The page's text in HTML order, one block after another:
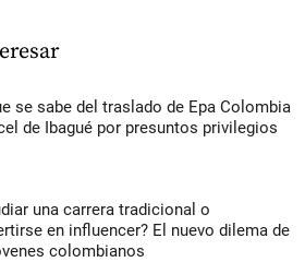
se sabe del traslado de Epa Colombia
de Ibagué por presuntos privilegios
una carrera tradicional o
en influencer? El nuevo dilema de
colombianos